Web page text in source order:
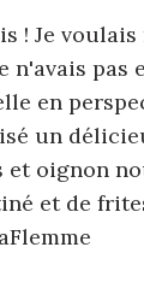
! Je
pas
en
un
et oignon
et de